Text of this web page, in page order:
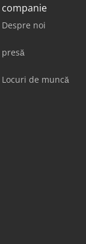
companie
Despre noi
presă
Locuri de muncă